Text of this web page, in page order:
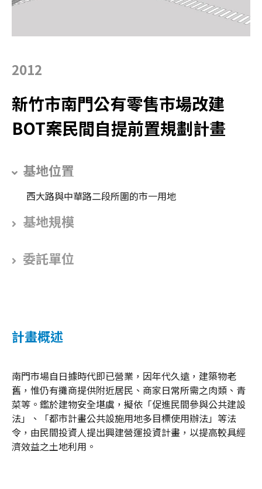
2012
新竹市南門公有零售市場改建
BOT案民間自提前置規劃計畫
基地位置
西大路與中華路二段所圍的市一用地
基地規模
委託單位
計畫概述
南門市場自日據時代即已營業，因年代久遠，建築物老
舊，惟仍有攤商提供附近居民、商家日常所需之肉類、青
菜等。鑑於建物安全堪虞，擬依「促進民間參與公共建設
法」、「都市計畫公共設施用地多目標使用辦法」等法
令，由民間投資人提出興建營運投資計畫，以提高較具經
濟效益之土地利用。